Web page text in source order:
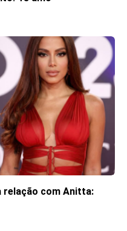
relação com Anitta: